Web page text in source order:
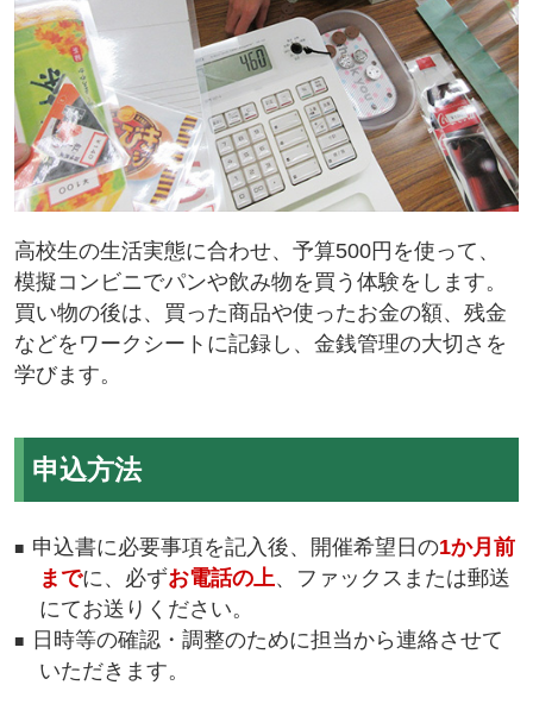
高校生の生活実態に合わせ、予算500円を使って、
模擬コンビニでパンや飲み物を買う体験をします。
買い物の後は、買った商品や使ったお金の額、残金
などをワークシートに記録し、金銭管理の大切さを
学びます。
申込方法
申込書に必要事項を記入後、開催希望日の1か月前
までに、必ずお電話の上、ファックスまたは郵送
にてお送りください。
日時等の確認・調整のために担当から連絡させて
いただきます。